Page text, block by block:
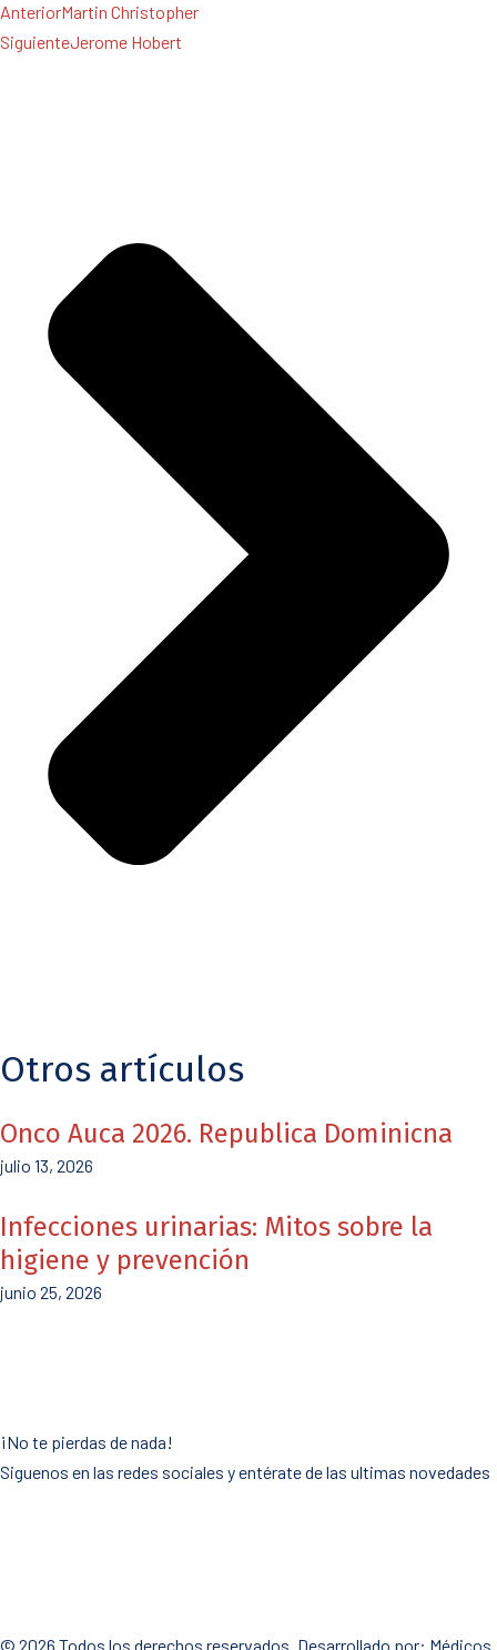
AnteriorMartin Christopher
SiguienteJerome Hobert
Otros artículos
Onco Auca 2026. Republica Dominicna
julio 13, 2026
Infecciones urinarias: Mitos sobre la
higiene y prevención
junio 25, 2026
¡No te pierdas de nada!
Siguenos en las redes sociales y entérate de las ultimas novedades
© 2026 Todos los derechos reservados. Desarrollado por: Médicos